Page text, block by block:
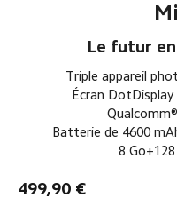
499,90 €
Le futur
Triple appareil
Écran
Batterie de 4600
8